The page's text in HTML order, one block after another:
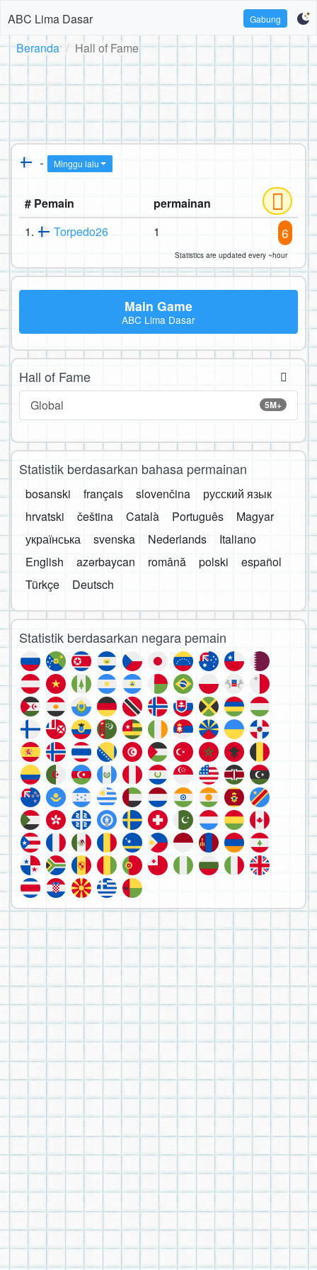
ABC Lima Dasar Gabung
Beranda Hall of Fame
- Minggu lalu
# Pemain
permainan
1.
Torpedo26 1 6
Statistics are updated every ~hour
Main Game
ABC Lima Dasar
Hall of Fame
5M+
Global
Statistik berdasarkan bahasa permainan
bosanski français slovenčina
русский язык
hrvatski
čeština Català Português
Magyar
українська
svenska Nederlands
Italiano
English
azərbaycan română polski
español
Türkçe
Deutsch
Statistik berdasarkan negara pemain